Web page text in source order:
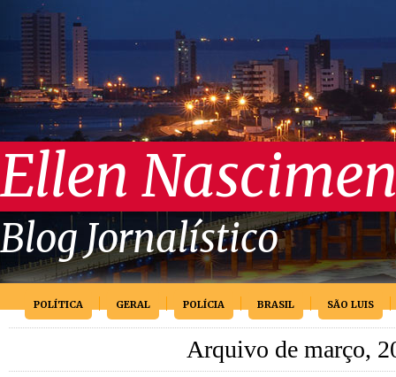
Ellen
Blog Jornalístico
POLÍTICA GERAL POLÍCIA BRASIL SÃO LUIS
Arquivo de março,